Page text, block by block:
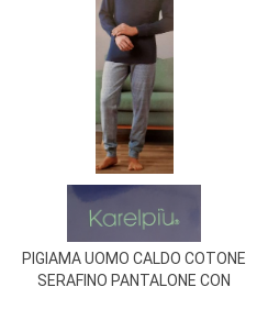
PIGIAMA UOMO CALDO COTONE
SERAFINO PANTALONE CON